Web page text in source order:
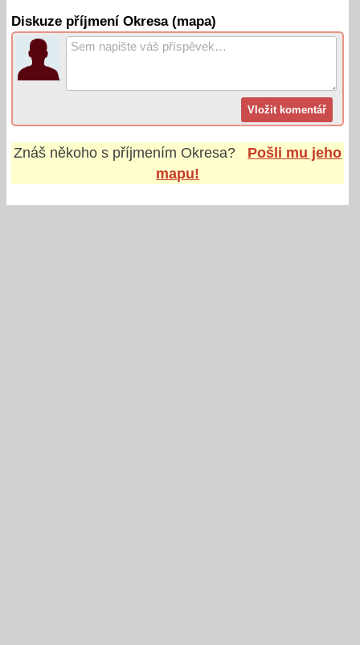
Diskuze příjmení Okresa (mapa)
Znáš někoho s příjmením Okresa?
Pošli mu jeho
mapu!